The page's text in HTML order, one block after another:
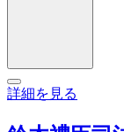
詳細を見る